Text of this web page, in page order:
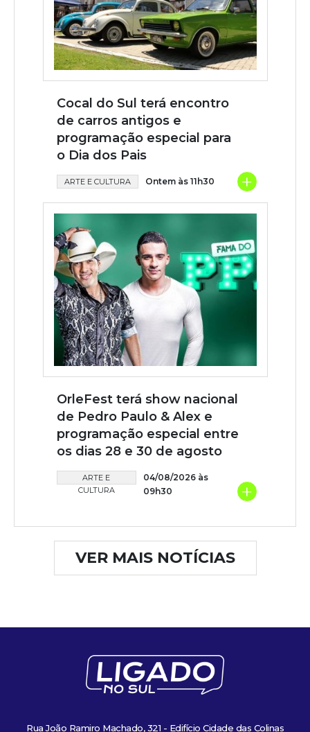
Cocal do Sul terá encontro
de carros antigos e
programação especial para
o Dia dos Pais
ARTE E CULTURA Ontem às 11h30 +
OrleFest terá show nacional
de Pedro Paulo & Alex e
programação especial entre
os dias 28 e 30 de agosto
ARTE E
CULTURA
04/08/2026 às
09h30
+
VER MAIS NOTÍCIAS
Rua João Ramiro Machado, 321 - Edifício Cidade das Colinas